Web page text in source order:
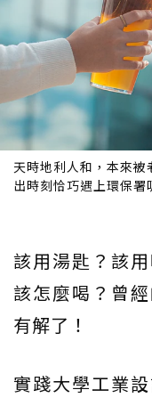
天時地利人和，本來
出時刻恰巧遇上環保
該用湯匙？該
該怎麼喝？曾
有解了！
實踐大學工業